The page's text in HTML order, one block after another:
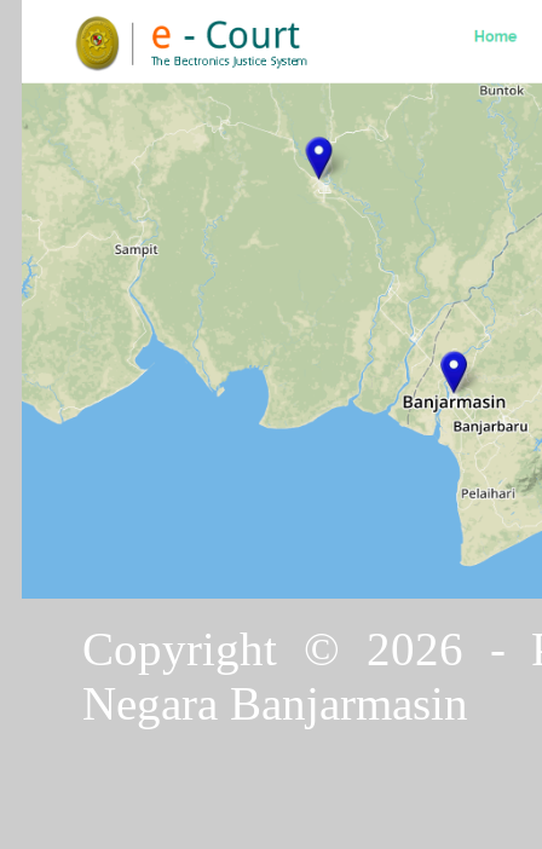
Copyright © 2026 -
Negara Banjarmasin